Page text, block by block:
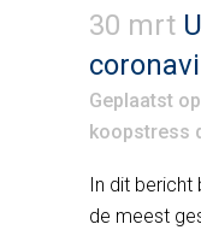
30 mrt
Geplaatst
koopstress
In dit bericht
de meest